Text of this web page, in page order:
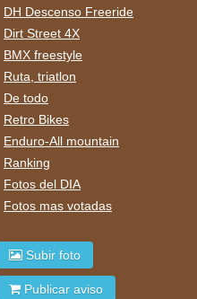
DH Descenso Freeride
Dirt Street 4X
BMX freestyle
Ruta, triatlon
De todo
Retro Bikes
Enduro-All mountain
Ranking
Fotos del DIA
Fotos mas votadas
Subir foto
Publicar aviso